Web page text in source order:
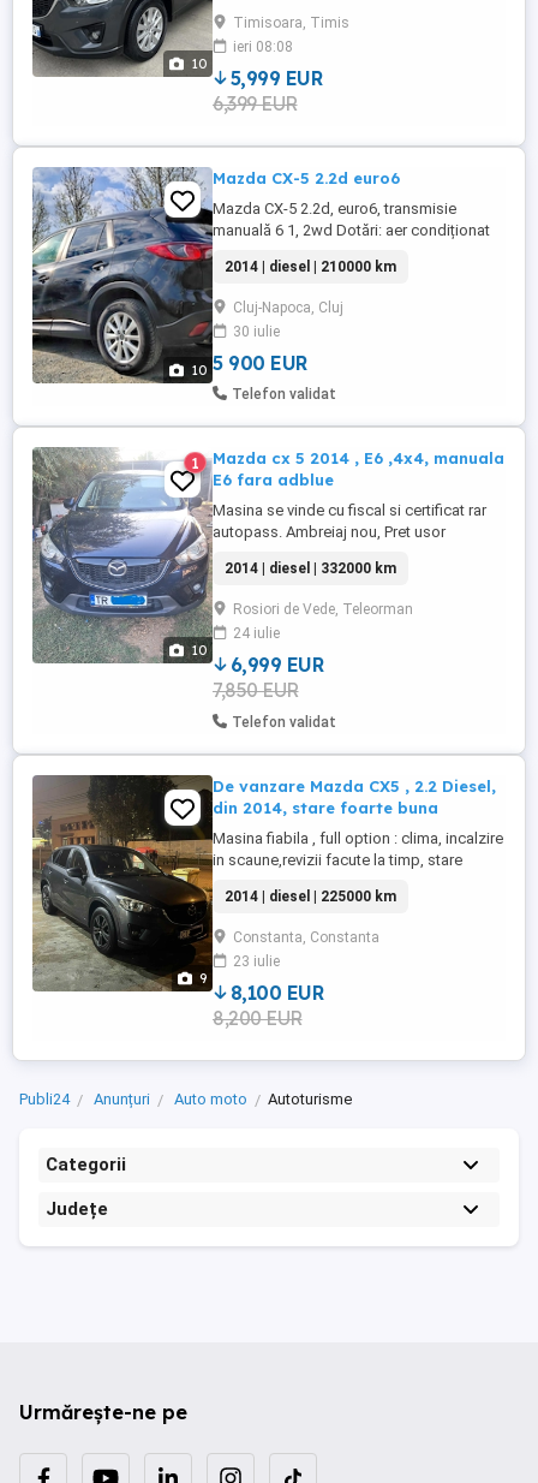
10
EUROPA DUBLU CLIMATRONIC DIGITAL -
Lane assist TINE BANDA -senzori ploaie
+lumina automate computer de bord
+consum -CUTIE MANUALA 6+1 VITEZE
consum 6 %km. SENZORI ...
Timisoara, Timis
ieri 08:08
5,999 EUR
6,399 EUR
10
Mazda CX-5 2.2d euro6
Mazda CX-5 2.2d, euro6, transmisie
manuală 6 1, 2wd Dotări: aer condiționat
cameră marșarier, geamuri colorate
acționate electric, oglinzi exterioare
acționate electric, rear view monitor,
unitate multimedia cu Bluetooth,
multivolan îmbrăcat în piele, multiple ...
2014 | diesel | 210000 km
Cluj-Napoca, Cluj
30 iulie
5 900 EUR
Telefon validat
10
1
Mazda cx 5 2014 , E6 ,4x4, manuala
E6 fara adblue
Masina se vinde cu fiscal si certificat rar
autopass. Ambreiaj nou, Pret usor
2014 | diesel | 332000 km
Rosiori de Vede, Teleorman
24 iulie
6,999 EUR
7,850 EUR
Telefon validat
9
De vanzare Mazda CX5 , 2.2 Diesel,
din 2014, stare foarte buna
Masina fiabila , full option : clima, incalzire
in scaune,revizii facute la timp, stare
2014 | diesel | 225000 km
Constanta, Constanta
23 iulie
8,100 EUR
8,200 EUR
Publi24 Anunțuri Auto moto Autoturisme
Categorii
Județe
Urmărește-ne pe